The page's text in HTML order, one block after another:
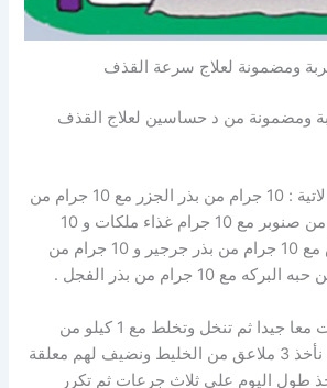
ومضمونة لعلاج سرعة القذف
ومضمونة من د حساسين لعلاج القذف
يتم احضار المكونات الاتية : 10 جرام من بذر الجزر مع 10 جرام من
بذر الخس و 10 جرام من صنوبر مع 10 جرام غذاء ملكات و 10
جرام من بذر الكرفس مع 10 جرام من بذر جرجير و 10 جرام من
يتم طحن كل المكونات معا جيدا ثم تنخل وتخلط مع 1 كيلو من
عسل النحل النقى ثم نأخذ 3 ملاعق من الخليط ونضيف لهم معلقة
طول اليوم على ثلاث جرعات ثم تكرر